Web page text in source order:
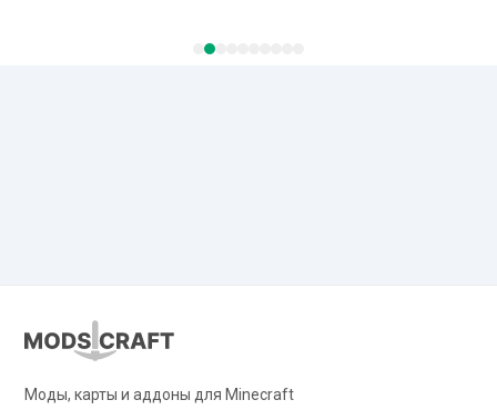
Моды, карты и аддоны для Minecraft